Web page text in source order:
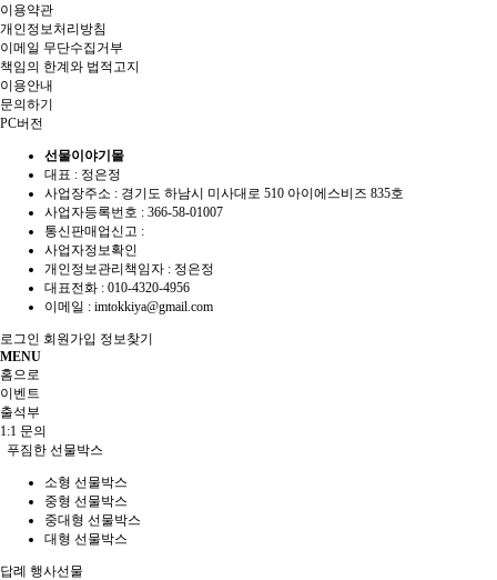
이용약관
개인정보처리방침
이메일 무단수집거부
책임의 한계와 법적고지
이용안내
문의하기
PC버전
선물이야기몰
대표 : 정은정
사업장주소 : 경기도 하남시 미사대로 510 아이에스비즈 835호
사업자등록번호 : 366-58-01007
통신판매업신고 :
사업자정보확인
개인정보관리책임자 : 정은정
대표전화 : 010-4320-4956
이메일 : imtokkiya@gmail.com
로그인 회원가입 정보찾기
MENU
홈으로
이벤트
출석부
1:1 문의
푸짐한 선물박스
소형 선물박스
중형 선물박스
중대형 선물박스
대형 선물박스
답례 행사선물